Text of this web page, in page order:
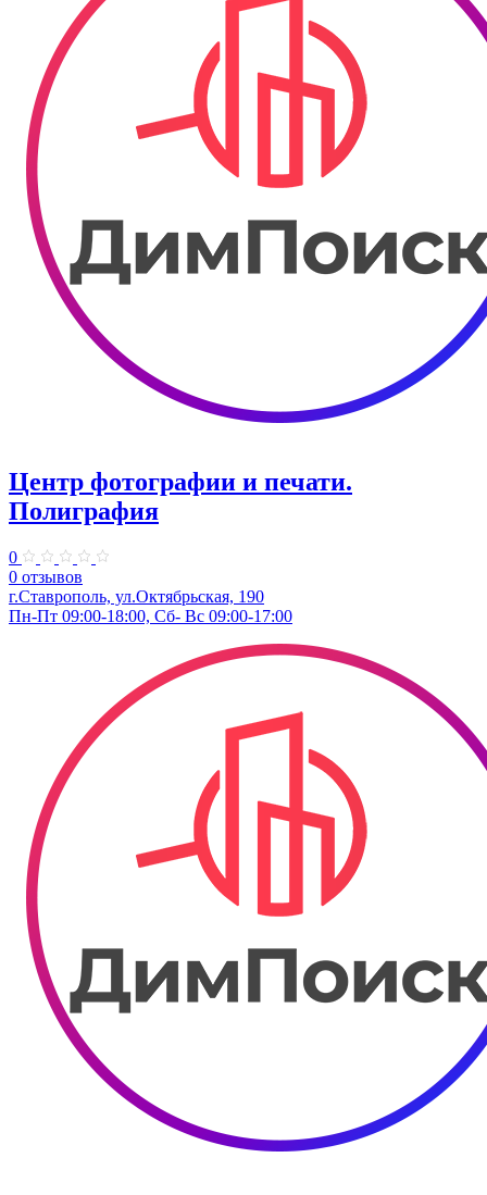
Центр фотографии и печати.
Полиграфия
0
0 отзывов
г.Ставрополь, ул.Октябрьская, 190
Пн-Пт 09:00-18:00, Сб- Вс 09:00-17:00